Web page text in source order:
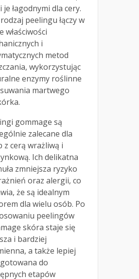
je łagodnymi dla cery.
peelingu łączy w
właściwości
i
metod
wykorzystując
enzymy roślinne
martwego
gommage są
zalecane dla
z cerą wrażliwą i
Ich delikatna
zmniejsza ryzyko
oraz alergii, co
że są idealnym
dla wielu osób. Po
peelingów
skóra staje się
i bardziej
a także lepiej
do
etapów